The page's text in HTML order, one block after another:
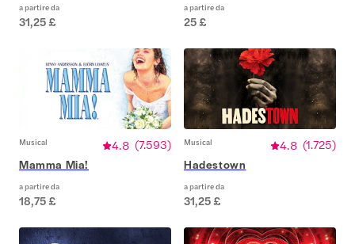
a partire da
31,25 £
a partire da
25 £
Musical 4.8 (7.593)
Mamma Mia!
a partire da
18,75 £
Musical 4.8 (1.725)
Hadestown
a partire da
31,25 £